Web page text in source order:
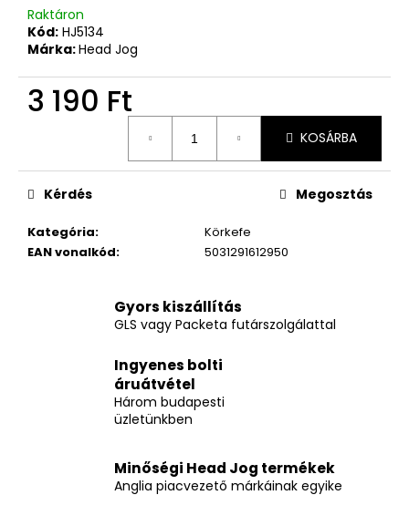
Raktáron
Kód: HJ5134
Márka:Head Jog
3 190 Ft
KOSÁRBA
Kategória:
Körkefe
EAN vonalkód: 5031291612950
Kérdés Megosztás
Gyors kiszállítás
GLS vagy Packeta futárszolgálattal
Ingyenes bolti
áruátvétel
Három budapesti
üzletünkben
Minőségi Head Jog termékek
Anglia piacvezető márkáinak egyike